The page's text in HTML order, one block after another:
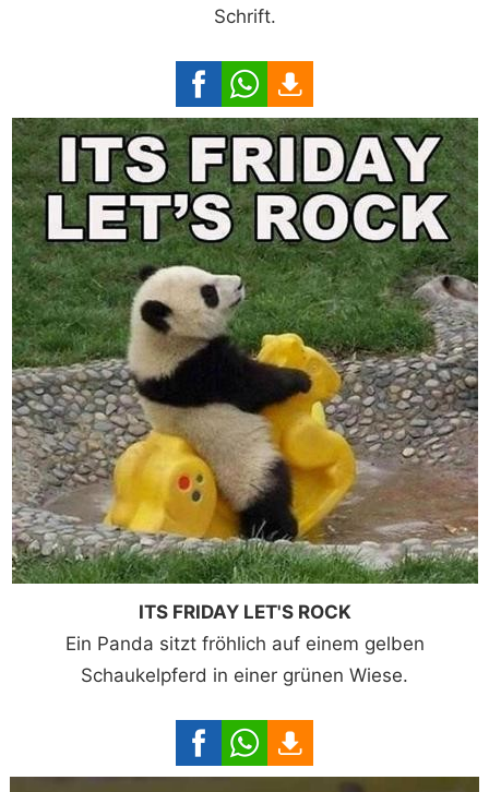
Schrift.
ITS FRIDAY LET'S ROCK
Ein Panda sitzt fröhlich auf einem gelben
Schaukelpferd in einer grünen Wiese.